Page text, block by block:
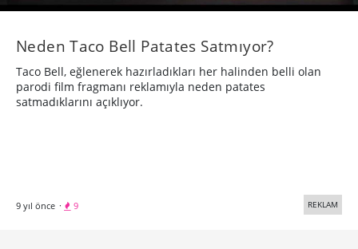
Neden Taco Bell Patates Satmıyor?
Taco Bell, eğlenerek hazırladıkları her halinden belli olan
parodi film fragmanı reklamıyla neden patates
satmadıklarını açıklıyor.
9 yıl önce · 9 REKLAM